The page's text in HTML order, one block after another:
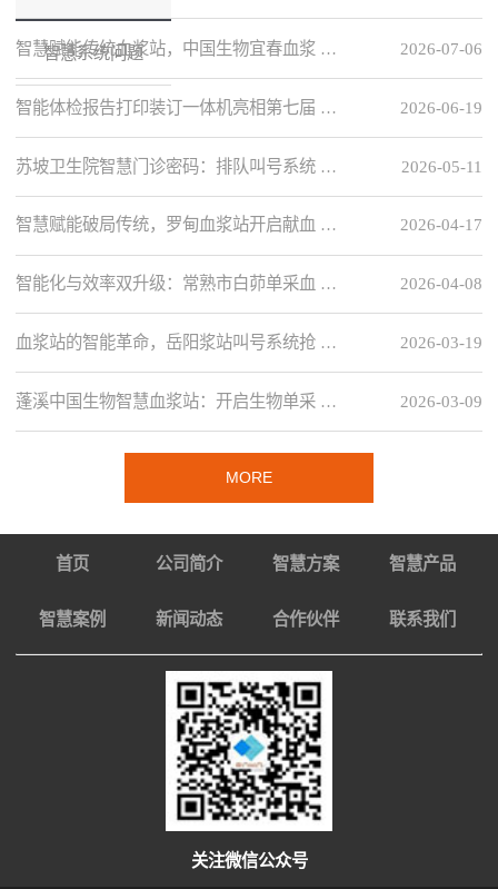
智慧系统问题 2026-07-06
智慧赋能传统血浆站，中国生物宜春血浆 …
2026-06-19
智能体检报告打印装订一体机亮相第七届 …
2026-05-11
苏坡卫生院智慧门诊密码：排队叫号系统 …
2026-04-17
智慧赋能破局传统，罗甸血浆站开启献血 …
2026-04-08
智能化与效率双升级：常熟市白茆单采血 …
2026-03-19
血浆站的智能革命，岳阳浆站叫号系统抢 …
2026-03-09
蓬溪中国生物智慧血浆站：开启生物单采 …
MORE
首页 公司简介 智慧方案 智慧产品
智慧案例 新闻动态 合作伙伴 联系我们
关注微信公众号